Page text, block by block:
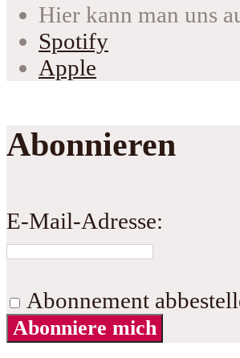
Hier kann man uns
Spotify
Apple
Abonnieren
E-Mail-Adresse:
Abonnement
Abonniere mich